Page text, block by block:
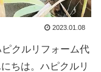
2023.01.08
ピクルリフォーム代
にちは。ハピクルリ